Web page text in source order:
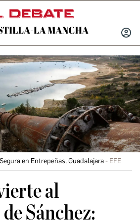
INICIAR
en Entrepeñas, Guadalajara EFE
al
Sánchez: